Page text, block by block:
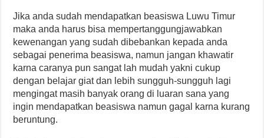
Jika anda sudah mendapatkan beasiswa Luwu Timur
maka anda harus bisa mempertanggungjawabkan
kewenangan yang sudah dibebankan kepada anda
sebagai penerima beasiswa, namun jangan khawatir
karna caranya pun sangat lah mudah yakni cukup
dengan belajar giat dan lebih sungguh-sungguh lagi
mengingat masih banyak orang di luaran sana yang
ingin mendapatkan beasiswa namun gagal karna kurang
beruntung.